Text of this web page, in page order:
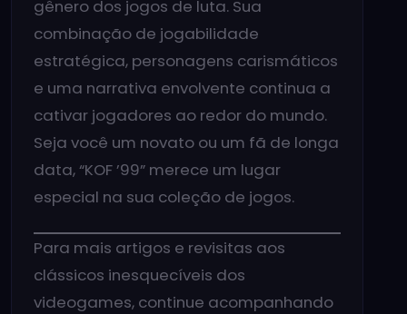
gênero dos jogos de luta. Sua
combinação de jogabilidade
estratégica, personagens carismáticos
e uma narrativa envolvente continua a
cativar jogadores ao redor do mundo.
Seja você um novato ou um fã de longa
data, “KOF ’99” merece um lugar
especial na sua coleção de jogos.
Para mais artigos e revisitas aos
clássicos inesquecíveis dos
videogames, continue acompanhando